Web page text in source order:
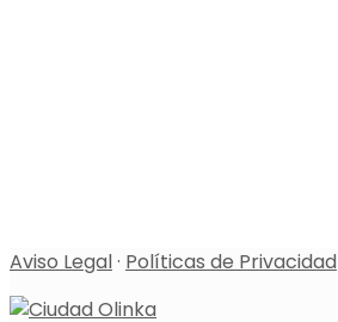
Aviso Legal· Políticas de Privacidad